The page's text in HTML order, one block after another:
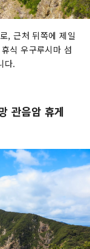
, 근처 뒤쪽에 제일
식 우구루시마 섬
다.
관음암 휴게